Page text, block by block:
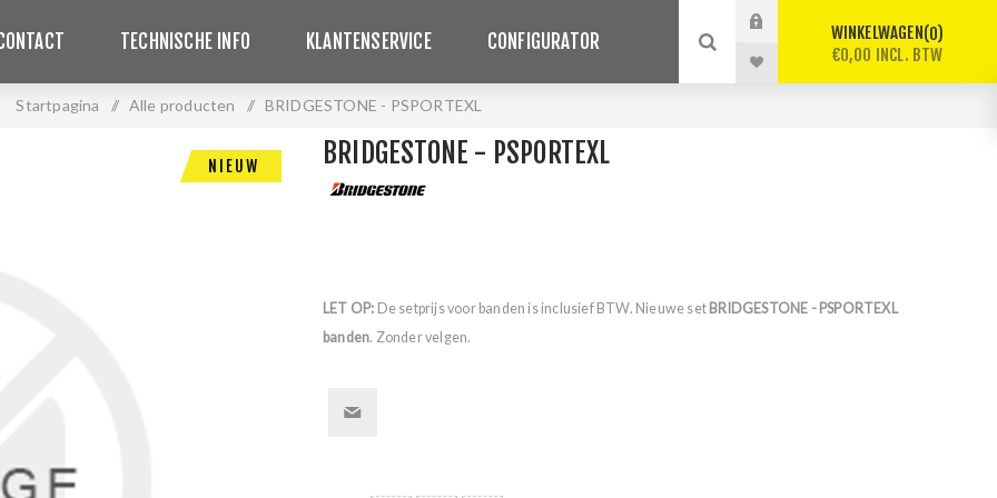
TECHNISCHE INFO KLANTENSERVICE CONFIGURATOR WINKELWAGEN 0
€0,00 INCL. BTW
Startpagina / Alle producten / BRIDGESTONE - PSPORTEXL
NIEUW BRIDGESTONE - PSPORTEXL
LET OP: De setprijs voor banden is inclusief BTW. Nieuwe set BRIDGESTONE - PSPORTEXL
banden. Zonder velgen.